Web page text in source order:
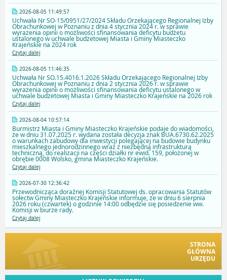
2026-08-05 11:49:57
Uchwała Nr SO-15/0951/27/2024 Składu Orzekającego Regionalnej Izby
Obrachunkowej w Poznaniu z dnia 4 stycznia 2024 r. w sprawie
wyrażenia opinii o możliwości sfinansowania deficytu budżetu
ustalonego w uchwale budżetowej Miasta i Gminy Miasteczko
Krajeńskie na 2024 rok
Czytaj dalej
2026-08-05 11:46:35
Uchwała Nr SO.15.4016.1.2026 Składu Orzekającego Regionalnej Izby
Obrachunkowej w Poznaniu z dnia 2 stycznia 2026 r. w sprawie
wyrażenia opinii o możliwości sfinansowania deficytu ustalonego w
uchwale budżetowej Miasta i Gminy Miasteczko Krajeńskie na 2026 rok
Czytaj dalej
2026-08-04 10:57:14
Burmistrz Miasta i Gminy Miasteczko Krajeńskie podaje do wiadomości,
że w dniu 31.07.2025 r. wydana została decyzja znak BUA.6730.62.2025
o warunkach zabudowy dla inwestycji polegającej na budowie budynku
mieszkalnego jednorodzinnego wraz z niezbędną infrastrukturą
techniczną, do realizacji na części działki nr ewid. 159, położonej w
obrębie 0008 Wolsko, gmina Miasteczko Krajeńskie.
Czytaj dalej
2026-07-30 12:36:42
Przewodnicząca doraźnej Komisji Statutowej ds. opracowania Statutów
sołectw Gminy Miasteczko Krajeńskie informuje, że w dniu 6 sierpnia
2026 roku (czwartek) o godzinie 14:00 odbędzie się posiedzenie ww.
Komisji w biurze rady.
Czytaj dalej
STRONA
GŁÓWNA
URZĘDU